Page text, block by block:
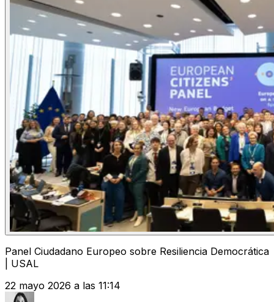
Panel Ciudadano Europeo sobre Resiliencia Democrática
| USAL
22 mayo 2026 a las 11:14